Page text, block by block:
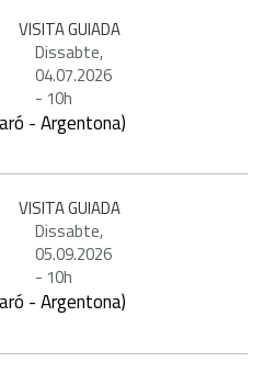
VISITA GUIADA
Dissabte,
04.07.2026
- 10h
- Argentona)
VISITA GUIADA
Dissabte,
05.09.2026
- 10h
- Argentona)